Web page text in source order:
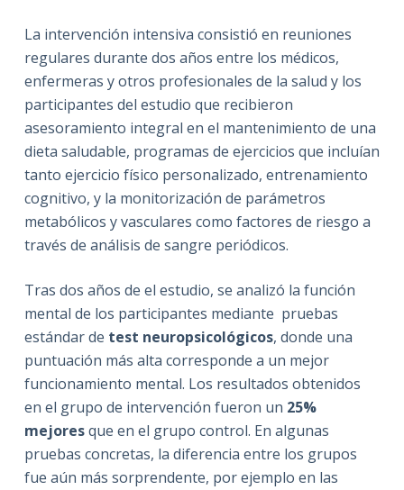
La intervención intensiva consistió en reuniones
regulares durante dos años entre los médicos,
enfermeras y otros profesionales de la salud y los
participantes del estudio que recibieron
asesoramiento integral en el mantenimiento de una
dieta saludable, programas de ejercicios que incluían
tanto ejercicio físico personalizado, entrenamiento
cognitivo, y la monitorización de parámetros
metabólicos y vasculares como factores de riesgo a
través de análisis de sangre periódicos.
Tras dos años de el estudio, se analizó la función
mental de los participantes mediante pruebas
estándar de test neuropsicológicos, donde una
puntuación más alta corresponde a un mejor
funcionamiento mental. Los resultados obtenidos
en el grupo de intervención fueron un 25%
mejoresque en el grupo control. En algunas
pruebas concretas, la diferencia entre los grupos
fue aún más sorprendente, por ejemplo en las